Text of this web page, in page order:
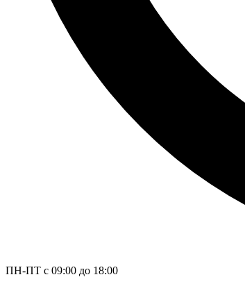
ПН-ПТ с 09:00 до 18:00